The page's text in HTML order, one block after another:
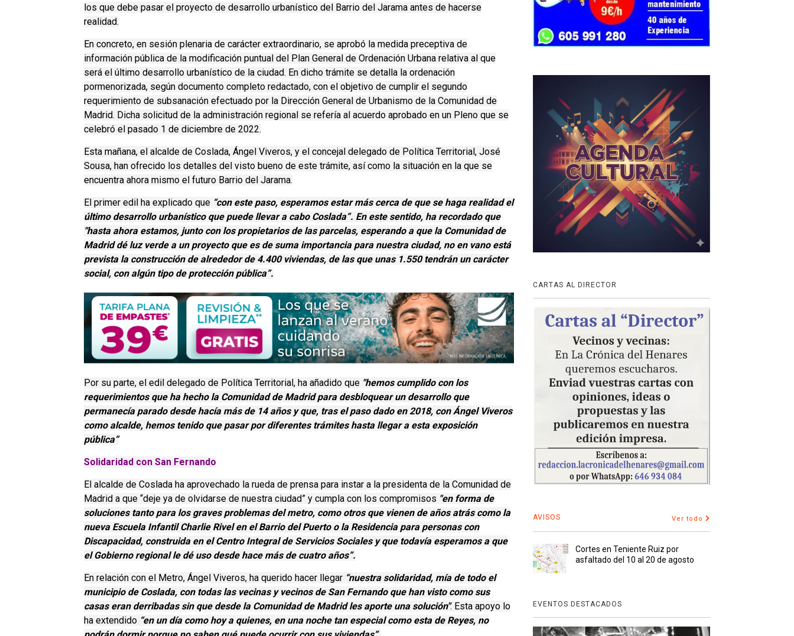
los que debe pasar el proyecto de desarrollo urbanístico del Barrio del Jarama antes de hacerse
realidad.
En concreto, en sesión plenaria de carácter extraordinario, se aprobó la medida preceptiva de
información pública de la modificación puntual del Plan General de Ordenación Urbana relativa al que
será el último desarrollo urbanístico de la ciudad. En dicho trámite se detalla la ordenación
pormenorizada, según documento completo redactado, con el objetivo de cumplir el segundo
requerimiento de subsanación efectuado por la Dirección General de Urbanismo de la Comunidad de
Madrid. Dicha solicitud de la administración regional se refería al acuerdo aprobado en un Pleno que se
celebró el pasado 1 de diciembre de 2022.
Esta mañana, el alcalde de Coslada, Ángel Viveros, y el concejal delegado de Política Territorial, José
Sousa, han ofrecido los detalles del visto bueno de este trámite, así como la situación en la que se
encuentra ahora mismo el futuro Barrio del Jarama.
El primer edil ha explicado que “con este paso, esperamos estar más cerca de que se haga realidad el
último desarrollo urbanístico que puede llevar a cabo Coslada”. En este sentido, ha recordado que
"hasta ahora estamos, junto con los propietarios de las parcelas, esperando a que la Comunidad de
Madrid dé luz verde a un proyecto que es de suma importancia para nuestra ciudad, no en vano está
prevista la construcción de alrededor de 4.400 viviendas, de las que unas 1.550 tendrán un carácter
social, con algún tipo de protección pública”.
Por su parte, el edil delegado de Política Territorial, ha añadido que "hemos cumplido con los
requerimientos que ha hecho la Comunidad de Madrid para desbloquear un desarrollo que
permanecía parado desde hacía más de 14 años y que, tras el paso dado en 2018, con Ángel Viveros
como alcalde, hemos tenido que pasar por diferentes trámites hasta llegar a esta exposición
pública”
Solidaridad con San Fernando
El alcalde de Coslada ha aprovechado la rueda de prensa para instar a la presidenta de la Comunidad de
Madrid a que “deje ya de olvidarse de nuestra ciudad” y cumpla con los compromisos "en forma de
soluciones tanto para los graves problemas del metro, como otros que vienen de años atrás como la
nueva Escuela Infantil Charlie Rivel en el Barrio del Puerto o la Residencia para personas con
Discapacidad, construida en el Centro Integral de Servicios Sociales y que todavía esperamos a que
el Gobierno regional le dé uso desde hace más de cuatro años”.
En relación con el Metro, Ángel Viveros, ha querido hacer llegar “nuestra solidaridad, mía de todo el
municipio de Coslada, con todas las vecinas y vecinos de San Fernando que han visto como sus
casas eran derribadas sin que desde la Comunidad de Madrid les aporte una solución". Esta apoyo lo
ha extendido “en un día como hoy a quienes, en una noche tan especial como esta de Reyes, no
CARTAS AL DIRECTOR
AVISOS Ver todo
Cortes en Teniente Ruiz por
asfaltado del 10 al 20 de agosto
EVENTOS DESTACADOS